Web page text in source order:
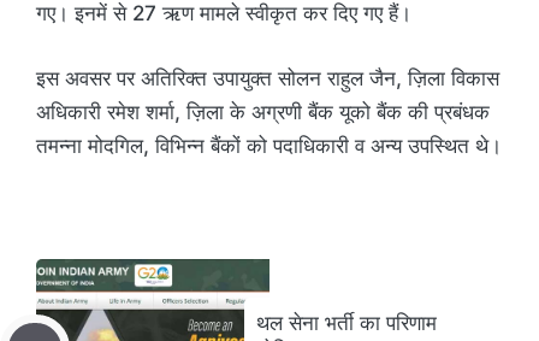
गए। इनमें से 27 ऋण मामले स्वीकृत कर दिए गए हैं।
इस अवसर पर अतिरिक्त उपायुक्त सोलन राहुल जैन, ज़िला विकास
अधिकारी रमेश शर्मा, ज़िला के अग्रणी बैंक यूको बैंक की प्रबंधक
तमन्ना मोदगिल, विभिन्न बैंकों को पदाधिकारी व अन्य उपस्थित थे।
थल सेना भर्ती का परिणाम